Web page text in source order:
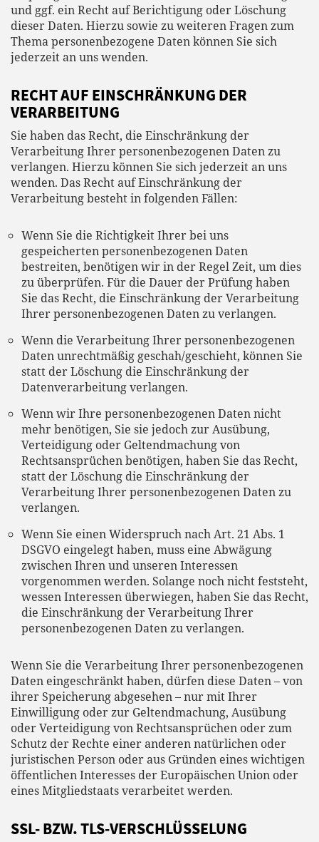
und ggf. ein Recht auf Berichtigung oder Löschung
dieser Daten. Hierzu sowie zu weiteren Fragen zum
Thema personenbezogene Daten können Sie sich
jederzeit an uns wenden.
RECHT AUF EINSCHRÄNKUNG DER
VERARBEITUNG
Sie haben das Recht, die Einschränkung der
Verarbeitung Ihrer personenbezogenen Daten zu
verlangen. Hierzu können Sie sich jederzeit an uns
wenden. Das Recht auf Einschränkung der
Verarbeitung besteht in folgenden Fällen:
Wenn Sie die Richtigkeit Ihrer bei uns
gespeicherten personenbezogenen Daten
bestreiten, benötigen wir in der Regel Zeit, um dies
zu überprüfen. Für die Dauer der Prüfung haben
Sie das Recht, die Einschränkung der Verarbeitung
Ihrer personenbezogenen Daten zu verlangen.
Wenn die Verarbeitung Ihrer personenbezogenen
Daten unrechtmäßig geschah/geschieht, können Sie
statt der Löschung die Einschränkung der
Datenverarbeitung verlangen.
Wenn wir Ihre personenbezogenen Daten nicht
mehr benötigen, Sie sie jedoch zur Ausübung,
Verteidigung oder Geltendmachung von
Rechtsansprüchen benötigen, haben Sie das Recht,
statt der Löschung die Einschränkung der
Verarbeitung Ihrer personenbezogenen Daten zu
verlangen.
Wenn Sie einen Widerspruch nach Art. 21 Abs. 1
DSGVO eingelegt haben, muss eine Abwägung
zwischen Ihren und unseren Interessen
vorgenommen werden. Solange noch nicht feststeht,
wessen Interessen überwiegen, haben Sie das Recht,
die Einschränkung der Verarbeitung Ihrer
personenbezogenen Daten zu verlangen.
Wenn Sie die Verarbeitung Ihrer personenbezogenen
Daten eingeschränkt haben, dürfen diese Daten – von
ihrer Speicherung abgesehen – nur mit Ihrer
Einwilligung oder zur Geltendmachung, Ausübung
oder Verteidigung von Rechtsansprüchen oder zum
Schutz der Rechte einer anderen natürlichen oder
juristischen Person oder aus Gründen eines wichtigen
öffentlichen Interesses der Europäischen Union oder
eines Mitgliedstaats verarbeitet werden.
SSL- BZW. TLS-VERSCHLÜSSELUNG